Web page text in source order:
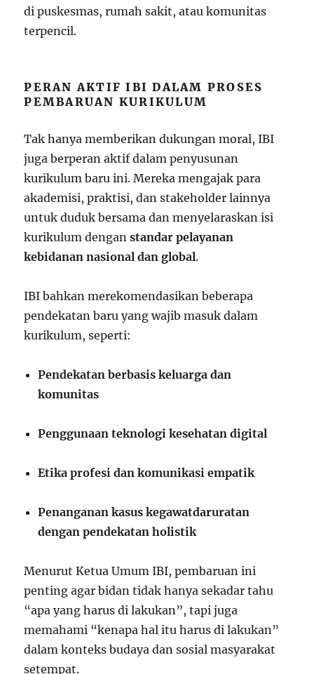
di puskesmas, rumah sakit, atau komunitas
terpencil.
PERAN AKTIF IBI DALAM PROSES
PEMBARUAN KURIKULUM
Tak hanya memberikan dukungan moral, IBI
juga berperan aktif dalam penyusunan
kurikulum baru ini. Mereka mengajak para
akademisi, praktisi, dan stakeholder lainnya
untuk duduk bersama dan menyelaraskan isi
kurikulum denganstandar pelayanan
kebidanan nasional dan global.
IBI bahkan merekomendasikan beberapa
pendekatan baru yang wajib masuk dalam
kurikulum, seperti:
Pendekatan berbasis keluarga dan
komunitas
Penggunaan teknologi kesehatan digital
Etika profesi dan komunikasi empatik
Penanganan kasus kegawatdaruratan
dengan pendekatan holistik
Menurut Ketua Umum IBI, pembaruan ini
penting agar bidan tidak hanya sekadar tahu
“apa yang harus di lakukan”, tapi juga
memahami “kenapa hal itu harus di lakukan”
dalam konteks budaya dan sosial masyarakat
setempat.